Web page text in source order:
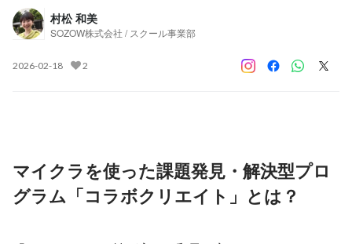
村松 和美
SOZOW株式会社 / スクール事業部
2026-02-18 2
マイクラを使った課題発見・解決型プロ
グラム「コラボクリエイト」とは？